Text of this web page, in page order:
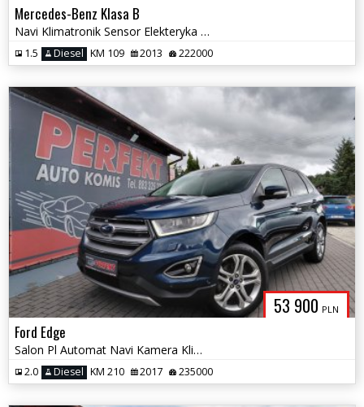
Mercedes-Benz Klasa B
Navi Klimatronik Sensor Elekteryka 2xPDC Tempomat Alu
1.5 Diesel KM 109 2013 222000
53 900 PLN
Ford Edge
Salon Pl Automat Navi Kamera Klimatronik El.klapa Sensor PDC Hak Alu
2.0 Diesel KM 210 2017 235000